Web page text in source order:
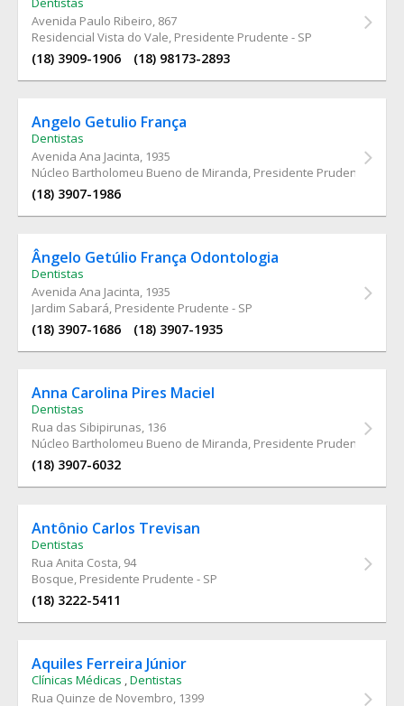
Avenida Paulo Ribeiro, 867
Residencial Vista do Vale, Presidente Prudente - SP
(18) 3909-1906 (18) 98173-2893
Angelo Getulio França
Dentistas
Avenida Ana Jacinta, 1935
Núcleo Bartholomeu Bueno de Miranda, Presidente Prudente - SP
(18) 3907-1986
Ângelo Getúlio França Odontologia
Dentistas
Avenida Ana Jacinta, 1935
Jardim Sabará, Presidente Prudente - SP
(18) 3907-1686 (18) 3907-1935
Anna Carolina Pires Maciel
Dentistas
Rua das Sibipirunas, 136
Núcleo Bartholomeu Bueno de Miranda, Presidente Prudente - SP
(18) 3907-6032
Antônio Carlos Trevisan
Dentistas
Rua Anita Costa, 94
Bosque, Presidente Prudente - SP
(18) 3222-5411
Aquiles Ferreira Júnior
Clínicas Médicas ,Dentistas
Rua Quinze de Novembro, 1399